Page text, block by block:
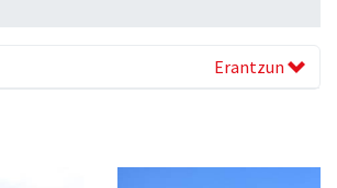
Erantzun